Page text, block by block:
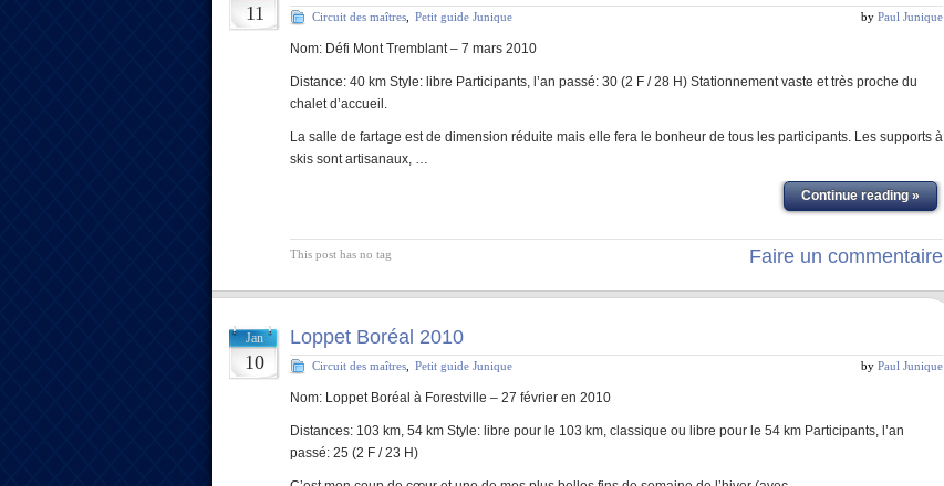
11 Circuit des maîtres Petit guide Junique by Paul Junique
Nom: Défi Mont Tremblant – 7 mars 2010
Distance: 40 km Style: libre Participants, l’an passé: 30 (2 F / 28 H) Stationnement vaste et très proche du
chalet d’accueil.
La salle de fartage est de dimension réduite mais elle fera le bonheur de tous les participants. Les supports à
skis sont artisanaux, …
Continue reading »
This post has no tag Faire un commentaire
Jan
10
Loppet Boréal 2010
Circuit des maîtres Petit guide Junique by Paul Junique
Nom: Loppet Boréal à Forestville – 27 février en 2010
Distances: 103 km, 54 km Style: libre pour le 103 km, classique ou libre pour le 54 km Participants, l’an
passé: 25 (2 F / 23 H)